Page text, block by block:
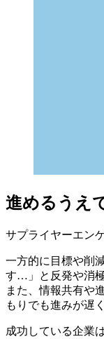
進めるうえ
サプライヤーエン
一方的に目標や削
す…」と反発や消
また、情報共有や
もりでも進みが遅
成功している企業